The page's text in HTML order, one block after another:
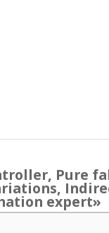
Pure
expert»